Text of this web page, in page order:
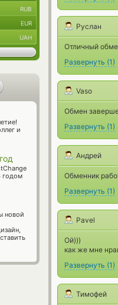
Руслан
Отличный
Развернуть (1)
Vaso
Обмен
Развернуть (1)
Андрей
Обменник
Развернуть (1)
Pavel
Ой)))
как же мне
Развернуть (1)
Тимофей
RUB
EUR
UAH
и
годом
новой